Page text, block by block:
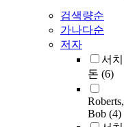
검색량순
가나다순
저자
서치
돈 (6)
Roberts,
Bob (4)